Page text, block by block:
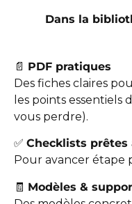
Dans la
📄 PDF pratiques
Des fiches claires
les points essentiels
vous perdre).
✅ Checklists prêtes
Pour avancer étape
🧾 Modèles &